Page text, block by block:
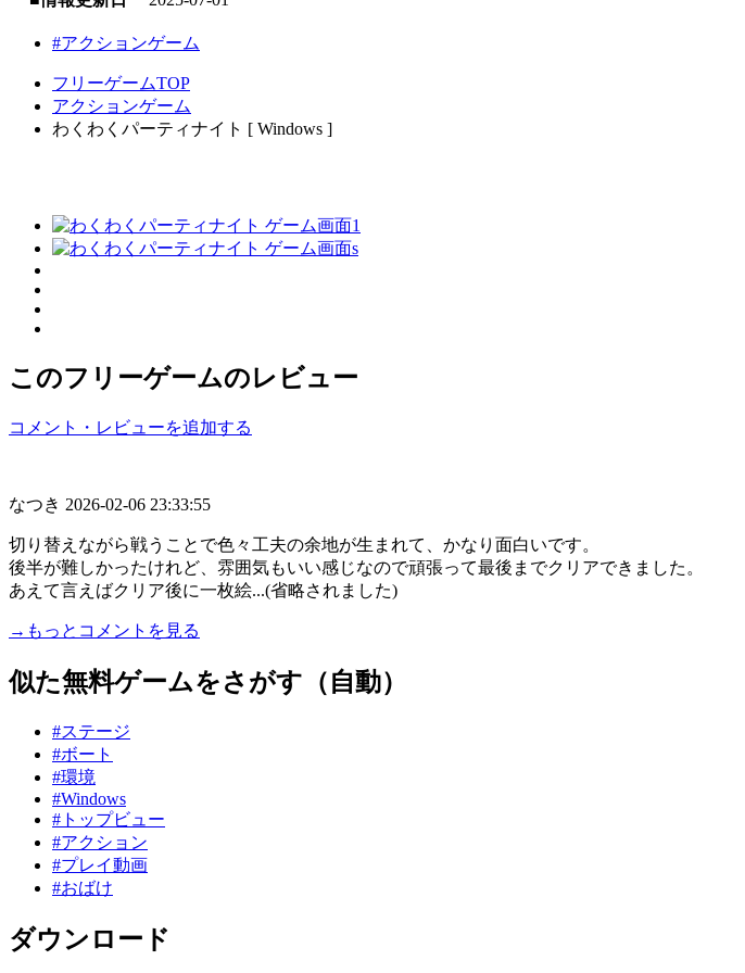
#アクションゲーム
フリーゲームTOP
アクションゲーム
わくわくパーティナイト [ Windows ]
このフリーゲームのレビュー
コメント・レビューを追加する
なつき 2026-02-06 23:33:55
切り替えながら戦うことで色々工夫の余地が生まれて、かなり面白いです。
後半が難しかったけれど、雰囲気もいい感じなので頑張って最後までクリアできました。
あえて言えばクリア後に一枚絵...(省略されました)
→もっとコメントを見る
似た無料ゲームをさがす（自動）
#ステージ
#ボート
#環境
#Windows
#トップビュー
#アクション
#プレイ動画
#おばけ
ダウンロード